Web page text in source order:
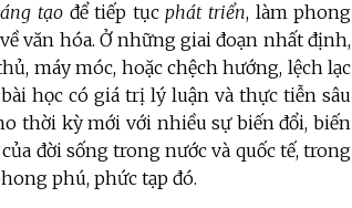
tạo để tiếp tụcphát triển, làm phong
văn hóa. Ở những giai đoạn nhất định,
máy móc, hoặc chệch hướng, lệch lạc
học có giá trị lý luận và thực tiễn sâu
thời kỳ mới với nhiều sự biến đổi, biến
đời sống trong nước và quốc tế, trong
phú, phức tạp đó.